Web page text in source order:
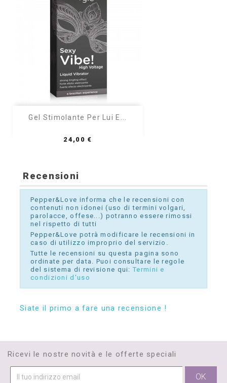
Gel Stimolante Per Lui E...
Prezzo
24,00 €
Recensioni
Pepper&Love informa che le recensioni con
contenuti non idonei (uso di termini volgari,
parolacce, offese...) potranno essere rimossi
nel rispetto di tutti
Pepper&Love potrà modificare le recensioni in
caso di utilizzo improprio del servizio.
Tutte le recensioni su questa pagina sono
ordinate per data. Puoi consultare le regole
del sistema di revisione qui:Termini e
condizioni d'uso
Siate il primo a fare una recensione !
Ricevi le nostre novità e le offerte speciali